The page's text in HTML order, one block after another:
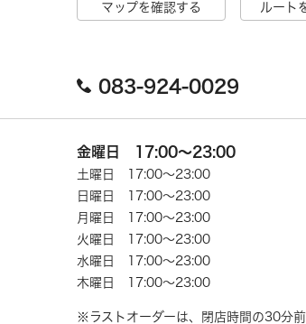
マップを確認する ルート
083-924-0029
金曜日 17:00～23:00
土曜日 17:00～23:00
日曜日 17:00～23:00
月曜日 17:00～23:00
火曜日 17:00～23:00
水曜日 17:00～23:00
木曜日 17:00～23:00
※ラストオーダーは、閉店時間の30分前